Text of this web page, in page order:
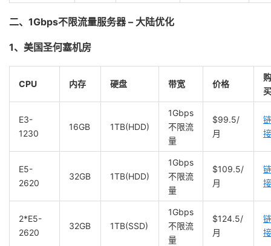
二、1Gbps不限流量服务器 – 大陆优化
1、美国圣何塞机房
CPU 内存 硬盘 带宽 价格
购
买
E3-
1230
16GB 1TB(HDD)
1Gbps
不限流
量
$99.5/
月
链
接
E5-
2620
32GB 1TB(HDD)
1Gbps
不限流
量
$109.5/
月
链
接
2*E5-
2620
32GB 1TB(SSD)
1Gbps
不限流
量
$124.5/
月
链
接